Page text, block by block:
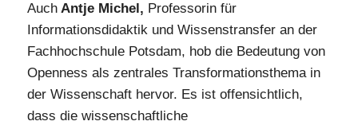
Auch Antje Michel, Professorin für
Informationsdidaktik und Wissenstransfer an der
Fachhochschule Potsdam, hob die Bedeutung von
Openness als zentrales Transformationsthema in
der Wissenschaft hervor. Es ist offensichtlich,
dass die wissenschaftliche